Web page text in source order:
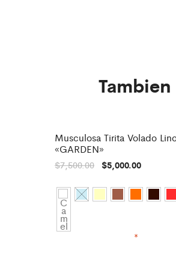
-33%
Musculosa Tirita Volado
«GARDEN»
$7,500.00 $5,000.00
*